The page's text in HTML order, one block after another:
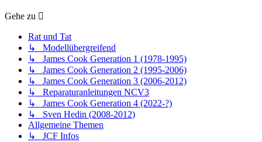
Gehe zu
Rat und Tat
↳ Modellübergreifend
↳ James Cook Generation 1 (1978-1995)
↳ James Cook Generation 2 (1995-2006)
↳ James Cook Generation 3 (2006-2012)
↳ Reparaturanleitungen NCV3
↳ James Cook Generation 4 (2022-?)
↳ Sven Hedin (2008-2012)
Allgemeine Themen
↳ JCF Infos